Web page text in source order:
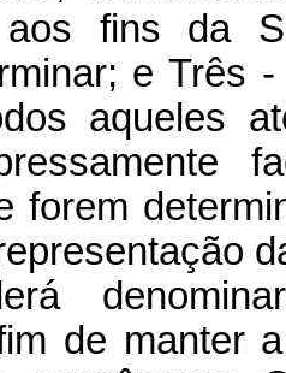
aos fins da
e Três -
aqueles
forem
de manter